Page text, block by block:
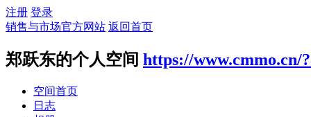
注册 登录
销售与市场官方网站 返回首页
郑跃东的个人空间 https://www.cmmo.cn/
空间首页
日志